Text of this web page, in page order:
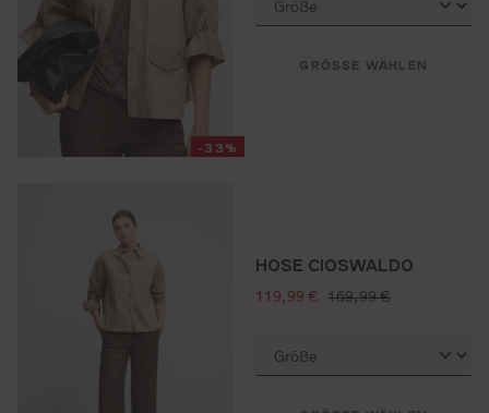
-33%
GRÖSSE WÄHLEN
HOSE CIOSWALDO
verkaufspreis:
119,99 € regulärer preis:
169,99 €